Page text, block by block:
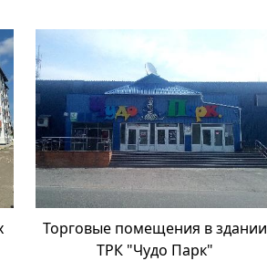
Торговые помещения в здании
ТРК "Чудо Парк"